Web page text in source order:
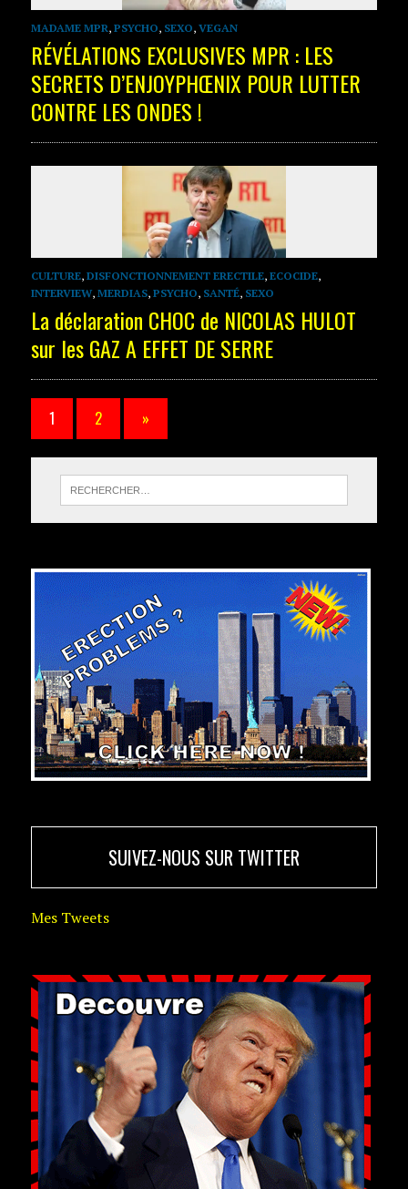
MADAME MPR, PSYCHO, SEXO, VEGAN
RÉVÉLATIONS EXCLUSIVES MPR : LES
SECRETS D’ENJOYPHŒNIX POUR LUTTER
CONTRE LES ONDES !
CULTURE, DISFONCTIONNEMENT ERECTILE, ECOCIDE,
INTERVIEW, MERDIAS, PSYCHO, SANTÉ, SEXO
La déclaration CHOC de NICOLAS HULOT
sur les GAZ A EFFET DE SERRE
1 2 »
SUIVEZ-NOUS SUR TWITTER
Mes Tweets